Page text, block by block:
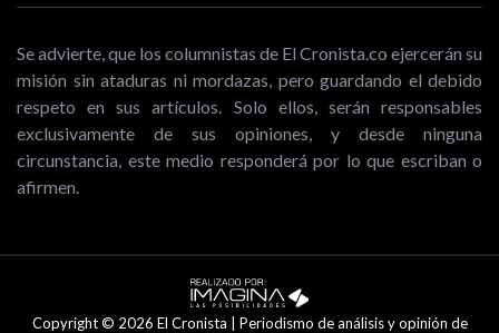
Se advierte, que los columnistas de El Cronista.co ejercerán su
misión sin ataduras ni mordazas, pero guardando el debido
respeto en sus artículos. Solo ellos, serán responsables
exclusivamente de sus opiniones, y desde ninguna
circunstancia, este medio responderá por lo que escriban o
afirmen.
Copyright © 2026 El Cronista | Periodismo de análisis y opinión de